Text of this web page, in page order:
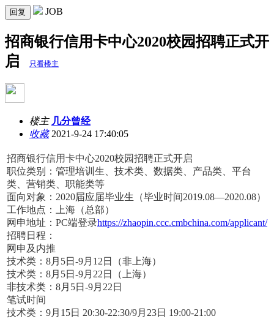
回复 JOB
招商银行信用卡中心2020校园招聘正式开
启
只看楼主
楼主 几分曾经
收藏2021-9-24 17:40:05
招商银行信用卡中心2020校园招聘正式开启
职位类别：管理培训生、技术类、数据类、产品类、平台
类、营销类、职能类等
面向对象：2020届应届毕业生（毕业时间2019.08—2020.08）
工作地点：上海（总部）
网申地址：PC端登录https://zhaopin.ccc.cmbchina.com/applicant/
招聘日程：
网申及内推
技术类：8月5日-9月12日（非上海）
技术类：8月5日-9月22日（上海）
非技术类：8月5日-9月22日
笔试时间
技术类：9月15日 20:30-22:30/9月23日 19:00-21:00